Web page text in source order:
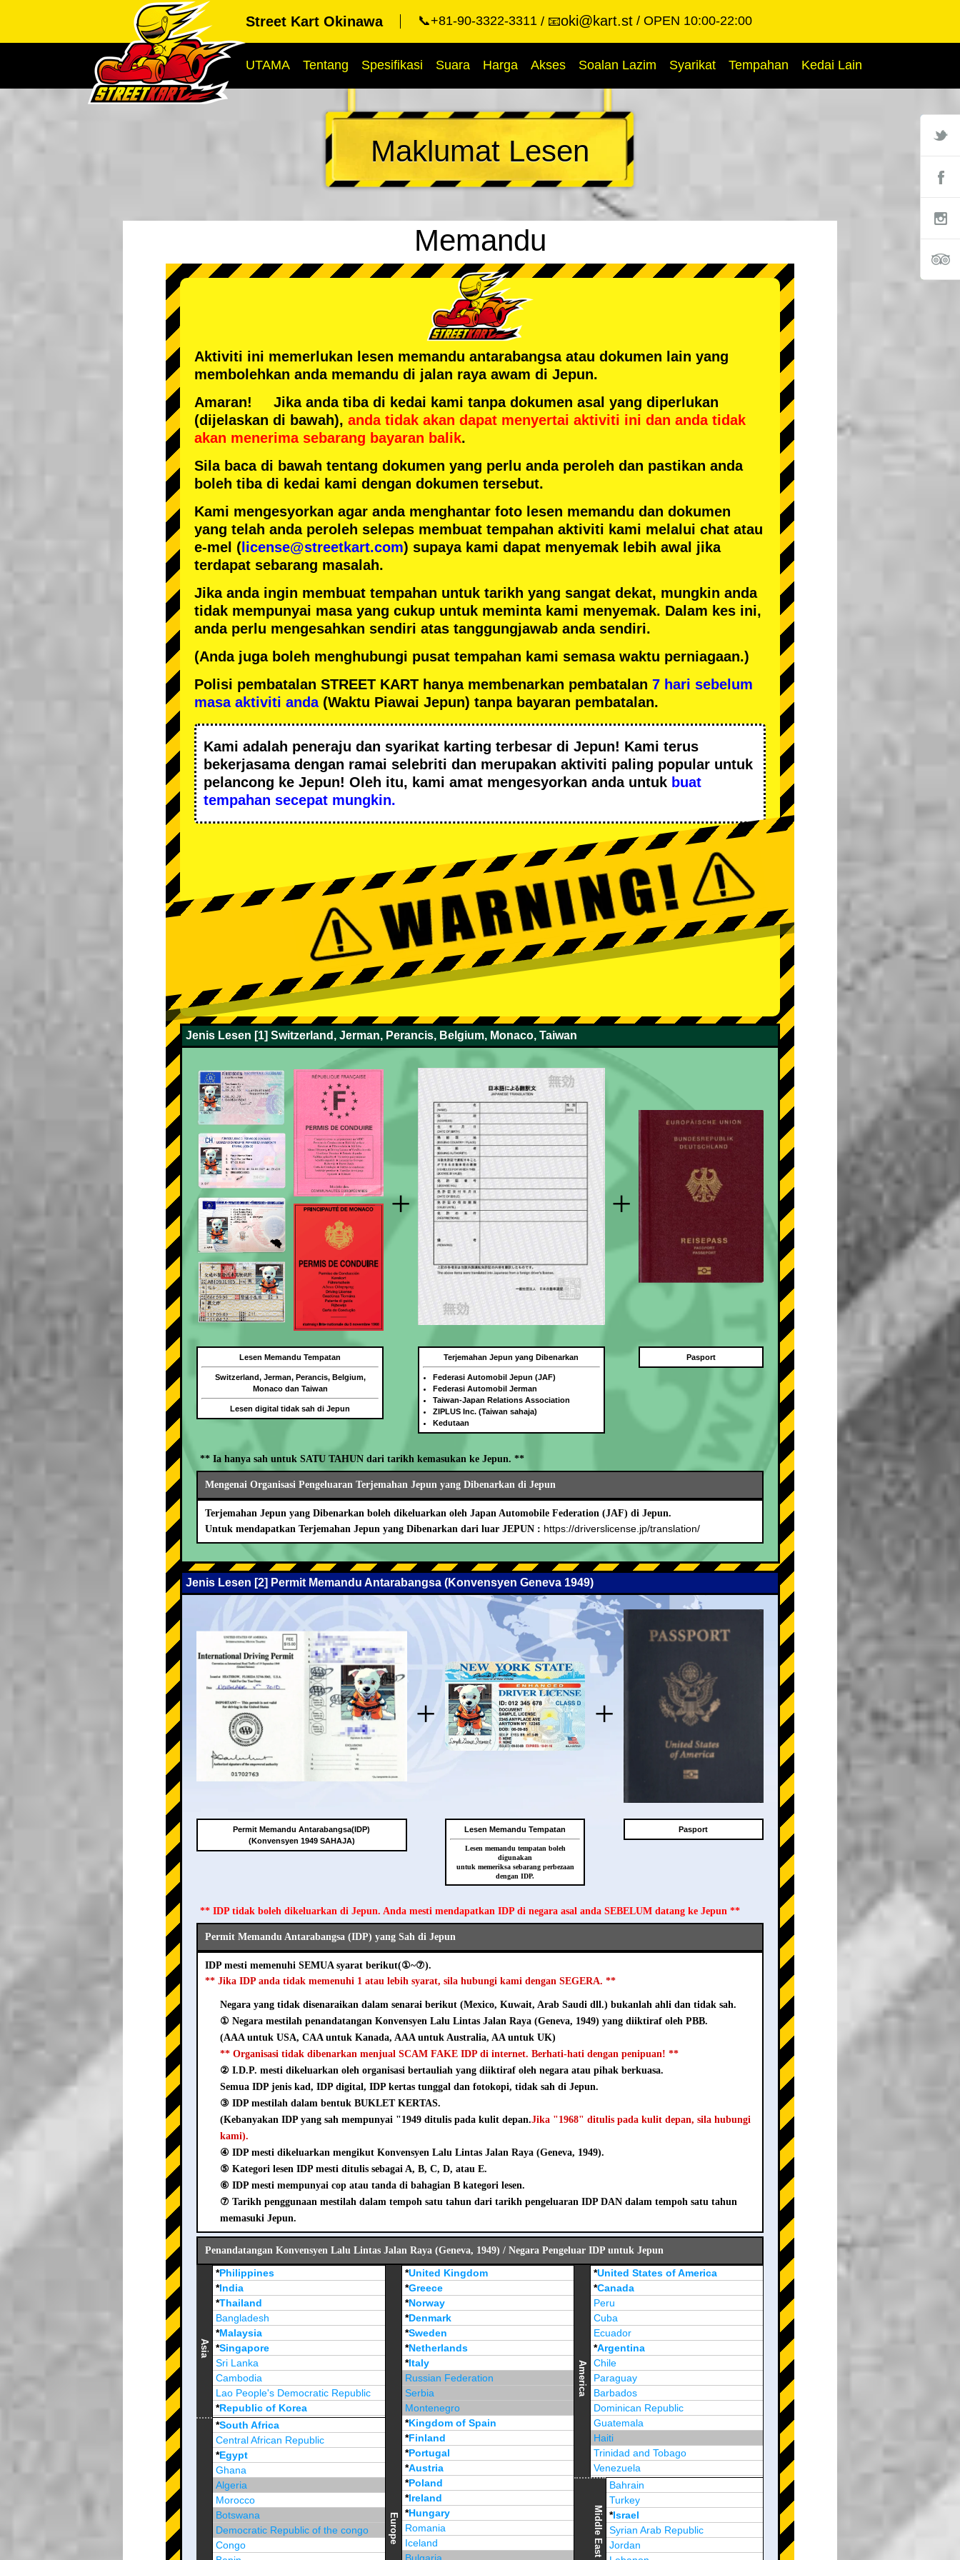
Street Kart Okinawa 📞+81-90-3322-3311 📧oki@kart.st OPEN 10:00-22:00
UTAMA Tentang Spesifikasi Suara Harga Akses Soalan Lazim Syarikat Tempahan Kedai Lain
Maklumat Lesen
Memandu
Aktiviti ini memerlukan lesen memandu antarabangsa atau dokumen lain yang
membolehkan anda memandu di jalan raya awam di Jepun.
Amaran! Jika anda tiba di kedai kami tanpa dokumen asal yang diperlukan
(dijelaskan di bawah), anda tidak akan dapat menyertai aktiviti ini dan anda tidak
akan menerima sebarang bayaran balik.
Sila baca di bawah tentang dokumen yang perlu anda peroleh dan pastikan anda
boleh tiba di kedai kami dengan dokumen tersebut.
Kami mengesyorkan agar anda menghantar foto lesen memandu dan dokumen
yang telah anda peroleh selepas membuat tempahan aktiviti kami melalui chat atau
e-mel ( license@streetkart.com) supaya kami dapat menyemak lebih awal jika
terdapat sebarang masalah.
Jika anda ingin membuat tempahan untuk tarikh yang sangat dekat, mungkin anda
tidak mempunyai masa yang cukup untuk meminta kami menyemak. Dalam kes ini,
anda perlu mengesahkan sendiri atas tanggungjawab anda sendiri.
(Anda juga boleh menghubungi pusat tempahan kami semasa waktu perniagaan.)
Polisi pembatalan STREET KART hanya membenarkan pembatalan 7 hari sebelum
masa aktiviti anda(Waktu Piawai Jepun) tanpa bayaran pembatalan.
Kami adalah peneraju dan syarikat karting terbesar di Jepun! Kami terus
bekerjasama dengan ramai selebriti dan merupakan aktiviti paling popular untuk
pelancong ke Jepun! Oleh itu, kami amat mengesyorkan anda untuk buat
tempahan secepat mungkin.
Jenis Lesen [1] Switzerland, Jerman, Perancis, Belgium, Monaco, Taiwan
+ +
Lesen Memandu Tempatan
Switzerland, Jerman, Perancis, Belgium,
Monaco dan Taiwan
Lesen digital tidak sah di Jepun
Terjemahan Jepun yang Dibenarkan
Federasi Automobil Jepun (JAF)
Federasi Automobil Jerman
Taiwan-Japan Relations Association
ZIPLUS Inc. (Taiwan sahaja)
Kedutaan
Pasport
** Ia hanya sah untuk SATU TAHUN dari tarikh kemasukan ke Jepun. **
Mengenai Organisasi Pengeluaran Terjemahan Jepun yang Dibenarkan di Jepun
Terjemahan Jepun yang Dibenarkan boleh dikeluarkan oleh Japan Automobile Federation (JAF) di Jepun.
Untuk mendapatkan Terjemahan Jepun yang Dibenarkan dari luar JEPUN : https://driverslicense.jp/translation/
Jenis Lesen [2] Permit Memandu Antarabangsa (Konvensyen Geneva 1949)
+ +
Permit Memandu Antarabangsa(IDP)
(Konvensyen 1949 SAHAJA)
Lesen Memandu Tempatan
Lesen memandu tempatan boleh
digunakan
untuk memeriksa sebarang perbezaan
dengan IDP.
Pasport
** IDP tidak boleh dikeluarkan di Jepun. Anda mesti mendapatkan IDP di negara asal anda SEBELUM datang ke Jepun **
Permit Memandu Antarabangsa (IDP) yang Sah di Jepun
IDP mesti memenuhi SEMUA syarat berikut(①~⑦).
** Jika IDP anda tidak memenuhi 1 atau lebih syarat, sila hubungi kami dengan SEGERA. **
Negara yang tidak disenaraikan dalam senarai berikut (Mexico, Kuwait, Arab Saudi dll.) bukanlah ahli dan tidak sah.
① Negara mestilah penandatangan Konvensyen Lalu Lintas Jalan Raya (Geneva, 1949) yang diiktiraf oleh PBB.
(AAA untuk USA, CAA untuk Kanada, AAA untuk Australia, AA untuk UK)
** Organisasi tidak dibenarkan menjual SCAM FAKE IDP di internet. Berhati-hati dengan penipuan! **
② I.D.P. mesti dikeluarkan oleh organisasi bertauliah yang diiktiraf oleh negara atau pihak berkuasa.
Semua IDP jenis kad, IDP digital, IDP kertas tunggal dan fotokopi, tidak sah di Jepun.
③ IDP mestilah dalam bentuk BUKLET KERTAS.
(Kebanyakan IDP yang sah mempunyai "1949 ditulis pada kulit depan.Jika "1968" ditulis pada kulit depan, sila hubungi
kami).
④ IDP mesti dikeluarkan mengikut Konvensyen Lalu Lintas Jalan Raya (Geneva, 1949).
⑤ Kategori lesen IDP mesti ditulis sebagai A, B, C, D, atau E.
⑥ IDP mesti mempunyai cop atau tanda di bahagian B kategori lesen.
⑦ Tarikh penggunaan mestilah dalam tempoh satu tahun dari tarikh pengeluaran IDP DAN dalam tempoh satu tahun
memasuki Jepun.
Penandatangan Konvensyen Lalu Lintas Jalan Raya (Geneva, 1949) / Negara Pengeluar IDP untuk Jepun
Asia
*Philippines
*India
*Thailand
Bangladesh
*Malaysia
*Singapore
Sri Lanka
Cambodia
Lao People's Democratic Republic
*Republic of Korea
Brunei Darussalam
*South Africa
Central African Republic
*Egypt
Ghana
Algeria
Morocco
Botswana
Democratic Republic of the congo
Congo
Europe
*United Kingdom
*Greece
*Norway
*Denmark
*Sweden
*Netherlands
*Italy
Russian Federation
Serbia
Montenegro
*Kingdom of Spain
*Finland
*Portugal
*Austria
*Poland
*Ireland
*Hungary
Romania
Iceland
America
*United States of America
*Canada
Peru
Cuba
Ecuador
*Argentina
Chile
Paraguay
Barbados
Dominican Republic
Guatemala
Haiti
Trinidad and Tobago
Venezuela
Jamaica
Middle East
Bahrain
Turkey
*Israel
Syrian Arab Republic
Jordan